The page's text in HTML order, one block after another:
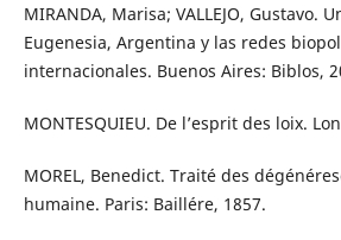
MIRANDA, Marisa; VALLEJO, Gustavo.
Eugenesia, Argentina y las redes
internacionales. Buenos Aires: Biblos,
MONTESQUIEU. De l’esprit des loix.
MOREL, Benedict. Traité des
humaine. Paris: Baillére, 1857.